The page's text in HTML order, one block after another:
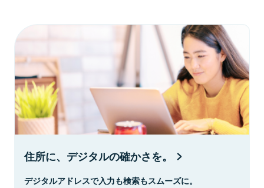
住所に、デジタルの確かさを。
デジタルアドレスで入力も検索もスムーズに。